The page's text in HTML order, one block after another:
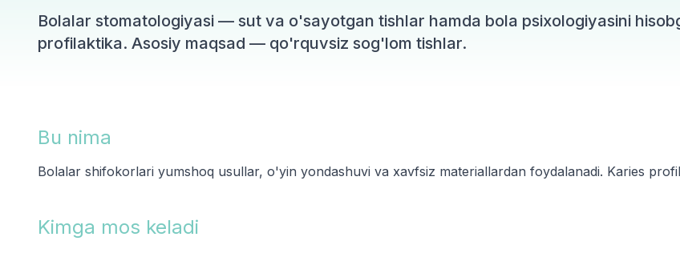
Bolalar stomatologiyasi — sut va o'sayotgan tishlar hamda bola psixologiyasini
profilaktika. Asosiy maqsad — qo'rquvsiz sog'lom tishlar.
Bu nima
Bolalar shifokorlari yumshoq usullar, o'yin yondashuvi va xavfsiz materiallardan foydalanadi. Karies
Kimga mos keladi